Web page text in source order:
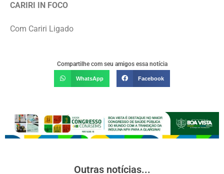
CARIRI IN FOCO
Com Cariri Ligado
Compartilhe com seu amigos essa notícia
WhatsApp Facebook
Outras notícias...